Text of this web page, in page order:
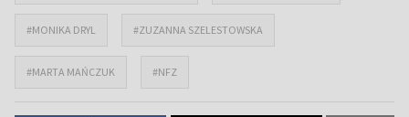
#MONIKA DRYL #ZUZANNA SZELESTOWSKA
#MARTA MAŃCZUK #NFZ